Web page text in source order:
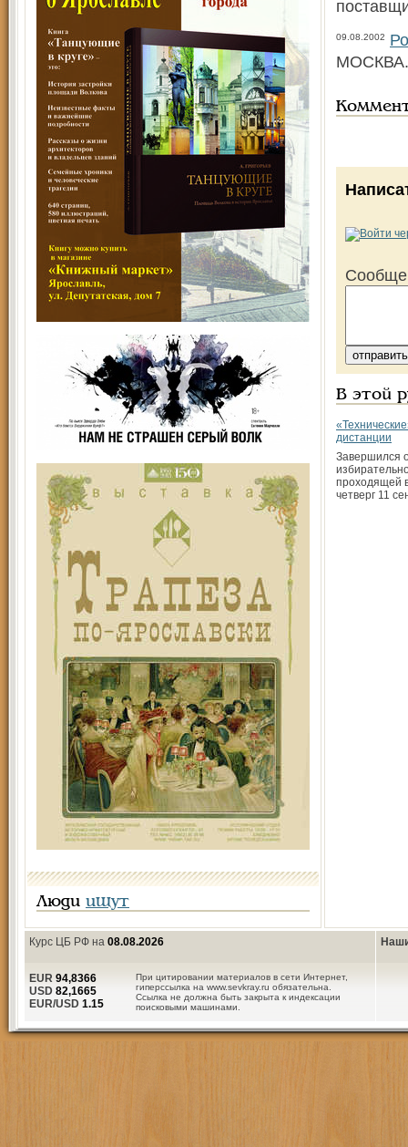
Люди ищут
09.08.2002
МОСКВА.
В этой
дистанции
Завершился
проходящей
четверг 11
Курс ЦБ РФ на 08.08.2026
При цитировании материалов в сети Интернет,
гиперссылка на www.sevkray.ru обязательна.
Ссылка не должна быть закрыта к индексации
поисковыми машинами.
EUR 94,8366
USD 82,1665
EUR/USD 1.15